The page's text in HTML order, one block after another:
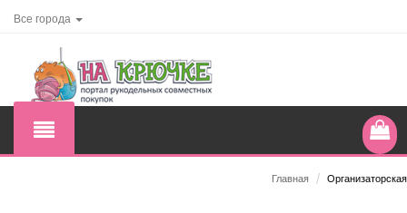
Все города
Главная / Организаторская